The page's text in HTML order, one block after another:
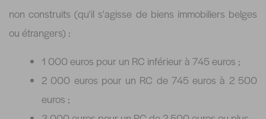
non construits (qu'il s'agisse de biens immobiliers belges
ou étrangers) :
1 000 euros pour un RC inférieur à 745 euros ;
2 000 euros pour un RC de 745 euros à 2 500
euros ;